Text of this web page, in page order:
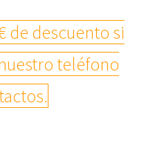
de descuento si
teléfono